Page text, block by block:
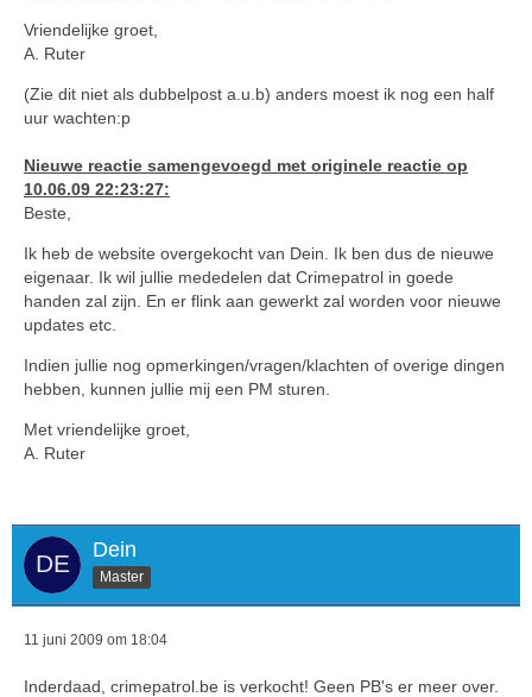
Vriendelijke groet,
A. Ruter
(Zie dit niet als dubbelpost a.u.b) anders moest ik nog een half
uur wachten:p
Nieuwe reactie samengevoegd met originele reactie op
10.06.09 22:23:27:
Beste,
Ik heb de website overgekocht van Dein. Ik ben dus de nieuwe
eigenaar. Ik wil jullie mededelen dat Crimepatrol in goede
handen zal zijn. En er flink aan gewerkt zal worden voor nieuwe
updates etc.
Indien jullie nog opmerkingen/vragen/klachten of overige dingen
hebben, kunnen jullie mij een PM sturen.
Met vriendelijke groet,
A. Ruter
Dein
Master
11 juni 2009 om 18:04
Inderdaad, crimepatrol.be is verkocht! Geen PB's er meer over.